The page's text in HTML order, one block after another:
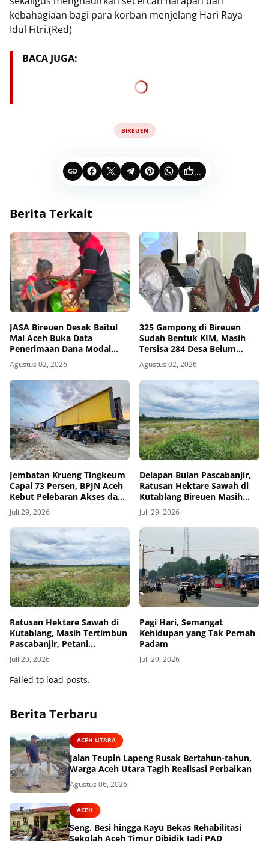
kebahagiaan bagi para korban menjelang Hari Raya
Idul Fitri.(Red)
BACA JUGA:
BIREUEN
...
Berita Terkait
JASA Bireuen Desak Baitul
Mal Aceh Buka Data
Penerimaan Dana Modal
Usaha 2026 ke Publik
Agustus 02, 2026
325 Gampong di Bireuen
Sudah Bentuk KIM, Masih
Tersisa 284 Desa Belum
Terjangkau
Agustus 02, 2026
Jembatan Krueng Tingkeum
Capai 73 Persen, BPJN Aceh
Kebut Pelebaran Akses dan
Pemasangan Bentang
Tengah
Juli 29, 2026
Delapan Bulan Pascabanjir,
Ratusan Hektare Sawah di
Kutablang Bireuen Masih
Tertimbun Tanah
Juli 29, 2026
Ratusan Hektare Sawah di
Kutablang, Masih Tertimbun
Pascabanjir, Petani
Kehilangan Mata
Pencaharian
Juli 29, 2026
Pagi Hari, Semangat
Kehidupan yang Tak Pernah
Padam
Juli 29, 2026
Failed to load posts.
Berita Terbaru
ACEH UTARA
Jalan Teupin Lapeng Rusak Bertahun-tahun,
Warga Aceh Utara Tagih Realisasi Perbaikan
Agustus 06, 2026
ACEH
Seng, Besi hingga Kayu Bekas Rehabilitasi
Sekolah Aceh Timur Dibidik Jadi PAD